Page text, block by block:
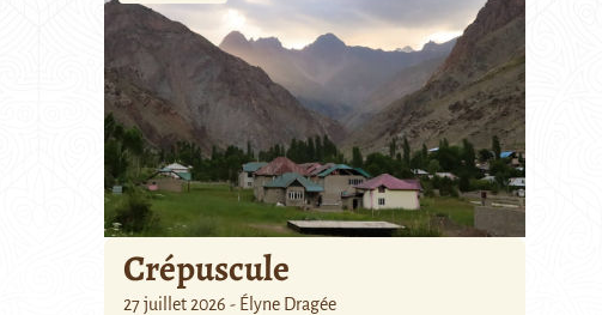
Crépuscule
27 juillet 2026 - Élyne Dragée